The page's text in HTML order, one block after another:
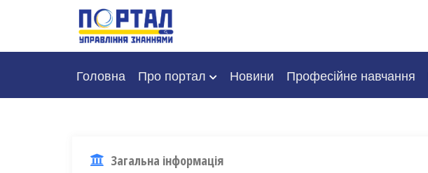
Головна Про портал Новини Професійне навчання
Загальна інформація